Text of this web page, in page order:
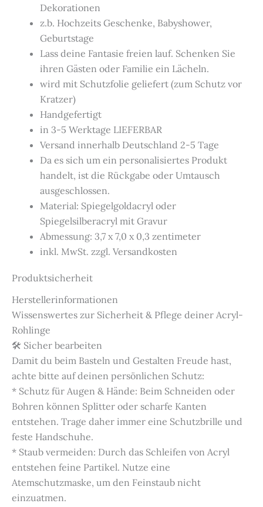
Dekorationen
z.b. Hochzeits Geschenke, Babyshower,
Geburtstage
Lass deine Fantasie freien lauf. Schenken Sie
ihren Gästen oder Familie ein Lächeln.
wird mit Schutzfolie geliefert (zum Schutz vor
Kratzer)
Handgefertigt
in 3-5 Werktage LIEFERBAR
Versand innerhalb Deutschland 2-5 Tage
Da es sich um ein personalisiertes Produkt
handelt, ist die Rückgabe oder Umtausch
ausgeschlossen.
Material: Spiegelgoldacryl oder
Spiegelsilberacryl mit Gravur
Abmessung: 3,7 x 7,0 x 0,3 zentimeter
inkl. MwSt. zzgl. Versandkosten
Produktsicherheit
Herstellerinformationen
Wissenswertes zur Sicherheit & Pflege deiner Acryl-
Rohlinge
🛠️ Sicher bearbeiten
Damit du beim Basteln und Gestalten Freude hast,
achte bitte auf deinen persönlichen Schutz:
* Schutz für Augen & Hände: Beim Schneiden oder
Bohren können Splitter oder scharfe Kanten
entstehen. Trage daher immer eine Schutzbrille und
feste Handschuhe.
* Staub vermeiden: Durch das Schleifen von Acryl
entstehen feine Partikel. Nutze eine
Atemschutzmaske, um den Feinstaub nicht
einzuatmen.